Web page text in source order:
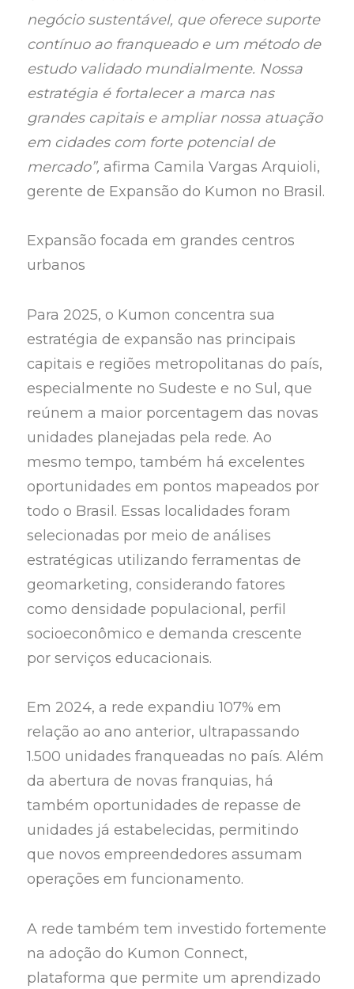
negócio sustentável, que oferece suporte
contínuo ao franqueado e um método de
estudo validado mundialmente. Nossa
estratégia é fortalecer a marca nas
grandes capitais e ampliar nossa atuação
em cidades com forte potencial de
mercado”, afirma Camila Vargas Arquioli,
gerente de Expansão do Kumon no Brasil.
Expansão focada em grandes centros
urbanos
Para 2025, o Kumon concentra sua
estratégia de expansão nas principais
capitais e regiões metropolitanas do país,
especialmente no Sudeste e no Sul, que
reúnem a maior porcentagem das novas
unidades planejadas pela rede. Ao
mesmo tempo, também há excelentes
oportunidades em pontos mapeados por
todo o Brasil. Essas localidades foram
selecionadas por meio de análises
estratégicas utilizando ferramentas de
geomarketing, considerando fatores
como densidade populacional, perfil
socioeconômico e demanda crescente
por serviços educacionais.
Em 2024, a rede expandiu 107% em
relação ao ano anterior, ultrapassando
1.500 unidades franqueadas no país. Além
da abertura de novas franquias, há
também oportunidades de repasse de
unidades já estabelecidas, permitindo
que novos empreendedores assumam
operações em funcionamento.
A rede também tem investido fortemente
na adoção do Kumon Connect,
plataforma que permite um aprendizado